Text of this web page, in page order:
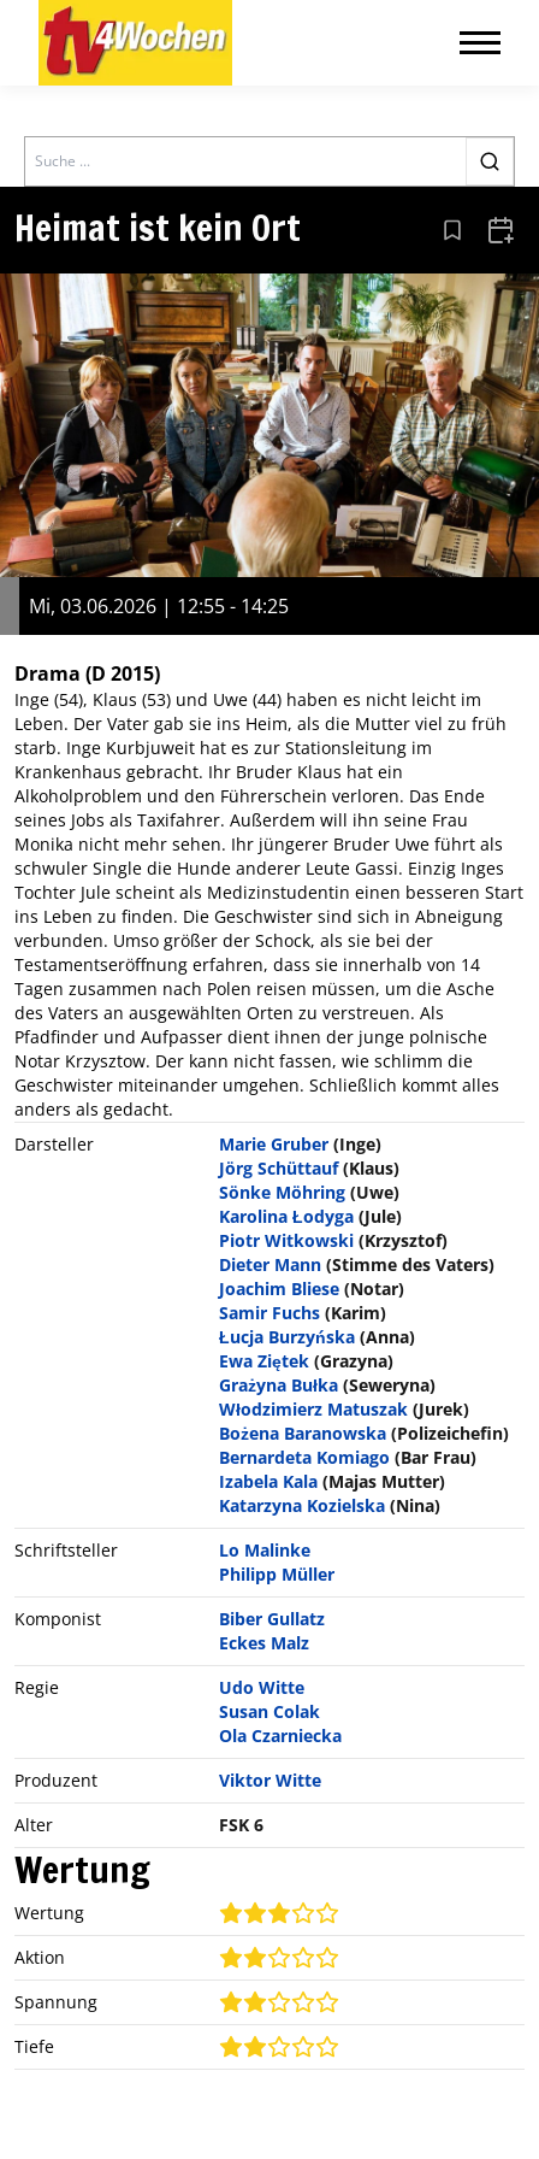
Search
Heimat ist kein Ort Aus den
Mi, 03.06.2026 | 12:55 - 14:25
Drama (D 2015)
Inge (54), Klaus (53) und Uwe (44) haben es nicht leicht im
Leben. Der Vater gab sie ins Heim, als die Mutter viel zu früh
starb. Inge Kurbjuweit hat es zur Stationsleitung im
Krankenhaus gebracht. Ihr Bruder Klaus hat ein
Alkoholproblem und den Führerschein verloren. Das Ende
seines Jobs als Taxifahrer. Außerdem will ihn seine Frau
Monika nicht mehr sehen. Ihr jüngerer Bruder Uwe führt als
schwuler Single die Hunde anderer Leute Gassi. Einzig Inges
Tochter Jule scheint als Medizinstudentin einen besseren Start
ins Leben zu finden. Die Geschwister sind sich in Abneigung
verbunden. Umso größer der Schock, als sie bei der
Testamentseröffnung erfahren, dass sie innerhalb von 14
Tagen zusammen nach Polen reisen müssen, um die Asche
des Vaters an ausgewählten Orten zu verstreuen. Als
Pfadfinder und Aufpasser dient ihnen der junge polnische
Notar Krzysztow. Der kann nicht fassen, wie schlimm die
Geschwister miteinander umgehen. Schließlich kommt alles
anders als gedacht.
Darsteller
Marie Gruber (Inge)
Jörg Schüttauf (Klaus)
Sönke Möhring (Uwe)
Karolina Łodyga (Jule)
Piotr Witkowski (Krzysztof)
Dieter Mann (Stimme des Vaters)
Joachim Bliese (Notar)
Samir Fuchs (Karim)
Łucja Burzyńska (Anna)
Ewa Ziętek (Grazyna)
Grażyna Bułka (Seweryna)
Włodzimierz Matuszak (Jurek)
Bożena Baranowska (Polizeichefin)
Bernardeta Komiago (Bar Frau)
Izabela Kala (Majas Mutter)
Katarzyna Kozielska (Nina)
Schriftsteller
Lo Malinke
Philipp Müller
Komponist
Biber Gullatz
Eckes Malz
Regie
Udo Witte
Susan Colak
Ola Czarniecka
Produzent
Viktor Witte
Alter
FSK 6
Wertung
Wertung
Aktion
Spannung
Tiefe